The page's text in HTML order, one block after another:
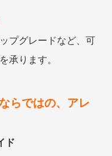
プグレードなど、可
承ります。
らではの、アレ
ド